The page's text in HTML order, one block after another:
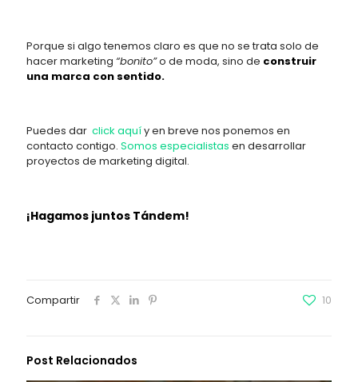
Porque si algo tenemos claro es que no se trata solo de
hacer marketing “bonito”o de moda, sino de construir
una marca con sentido.
Puedes dar click aquíy en breve nos ponemos en
contacto contigo. Somos especialistas en desarrollar
proyectos de marketing digital.
¡Hagamos juntos Tándem!
Compartir 10
Post Relacionados